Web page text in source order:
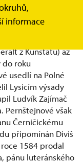
informace
1308,
ve třech větvích -
z Kunštátu) až
do roku
usedlí na Polné
Lysicím výsady
Ludvík Zajímač
Pernštejnové však
Černičickému
připomínán Diviš
1584 prodal
pánu luteránského